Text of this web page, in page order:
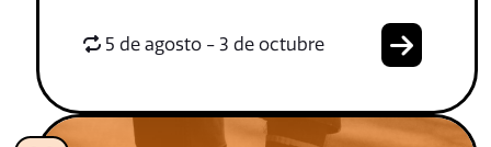
5 de agosto - 3 de octubre